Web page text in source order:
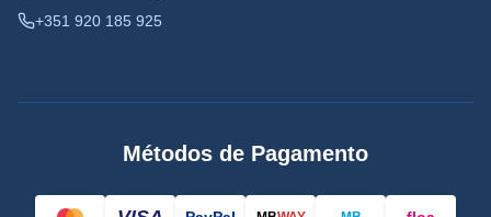
+351 920 185 925
Métodos de Pagamento